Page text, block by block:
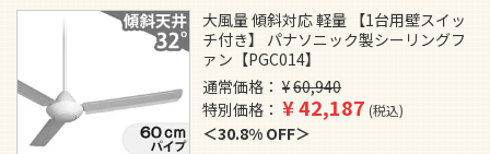
大風量 傾斜対応 軽量 【1台用壁スイッ
チ付き】 パナソニック製シーリングフ
ァン【PGC014】
通常価格
¥60,940
特別価格
¥42,187 税込
30.8% OFF